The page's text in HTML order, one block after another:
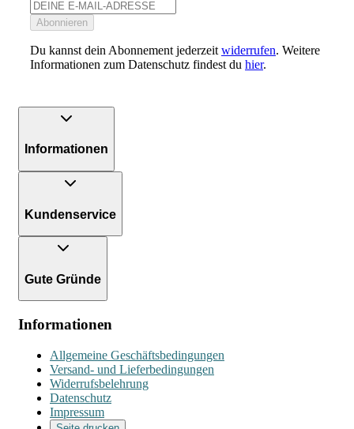
Abonnieren
Du kannst dein Abonnement jederzeit widerrufen. Weitere
Informationen zum Datenschutz findest du hier.
Informationen
Kundenservice
Gute Gründe
Informationen
Allgemeine Geschäftsbedingungen
Versand- und Lieferbedingungen
Widerrufsbelehrung
Datenschutz
Impressum